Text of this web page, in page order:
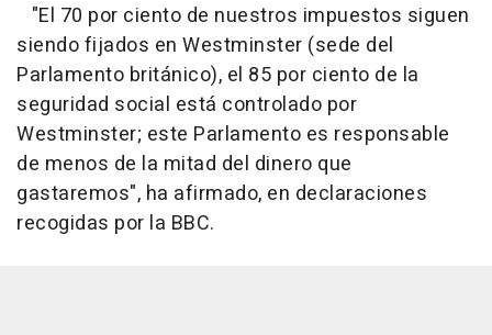
"El 70 por ciento de nuestros impuestos siguen
siendo fijados en Westminster (sede del
Parlamento británico), el 85 por ciento de la
seguridad social está controlado por
Westminster; este Parlamento es responsable
de menos de la mitad del dinero que
gastaremos", ha afirmado, en declaraciones
recogidas por la BBC.